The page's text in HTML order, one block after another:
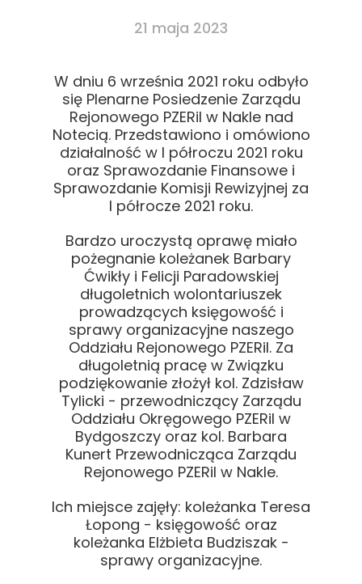
21 maja 2023
W dniu 6 września 2021 roku odbyło
się Plenarne Posiedzenie Zarządu
Rejonowego PZERiI w Nakle nad
Notecią. Przedstawiono i omówiono
działalność w I półroczu 2021 roku
oraz Sprawozdanie Finansowe i
Sprawozdanie Komisji Rewizyjnej za
I półrocze 2021 roku.
Bardzo uroczystą oprawę miało
pożegnanie koleżanek Barbary
Ćwikły i Felicji Paradowskiej
długoletnich wolontariuszek
prowadzących księgowość i
sprawy organizacyjne naszego
Oddziału Rejonowego PZERiI. Za
długoletnią pracę w Związku
podziękowanie złożył kol. Zdzisław
Tylicki - przewodniczący Zarządu
Oddziału Okręgowego PZERiI w
Bydgoszczy oraz kol. Barbara
Kunert Przewodnicząca Zarządu
Rejonowego PZERiI w Nakle.
Ich miejsce zajęły: koleżanka Teresa
Łopong - księgowość oraz
koleżanka Elżbieta Budziszak -
sprawy organizacyjne.